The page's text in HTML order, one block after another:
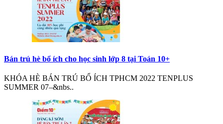
Bán trú hè bổ ích cho học sinh lớp 8 tại Toán 10+
KHÓA HÈ BÁN TRÚ BỔ ÍCH TPHCM 2022 TENPLUS
SUMMER 07–&nbs..